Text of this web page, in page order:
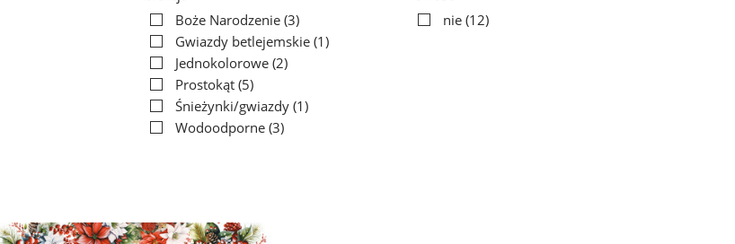
Boże Narodzenie (3)
Gwiazdy betlejemskie (1)
Jednokolorowe (2)
Prostokąt (5)
Śnieżynki/gwiazdy (1)
Wodoodporne (3)
nie (12)